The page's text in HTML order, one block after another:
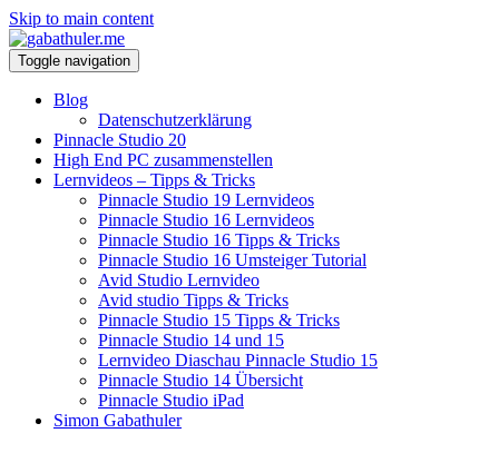
Skip to main content
Toggle navigation
Blog
Datenschutzerklärung
Pinnacle Studio 20
High End PC zusammenstellen
Lernvideos – Tipps & Tricks
Pinnacle Studio 19 Lernvideos
Pinnacle Studio 16 Lernvideos
Pinnacle Studio 16 Tipps & Tricks
Pinnacle Studio 16 Umsteiger Tutorial
Avid Studio Lernvideo
Avid studio Tipps & Tricks
Pinnacle Studio 15 Tipps & Tricks
Pinnacle Studio 14 und 15
Lernvideo Diaschau Pinnacle Studio 15
Pinnacle Studio 14 Übersicht
Pinnacle Studio iPad
Simon Gabathuler